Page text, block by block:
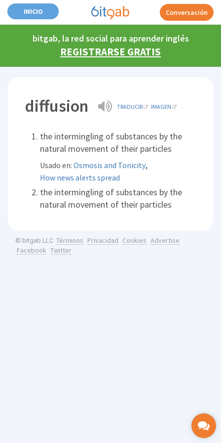
INICIO Conversación
bitgab, la red social para aprender inglés
REGISTRARSE GRATIS
diffusion TRADUCIR IMAGEN
the intermingling of substances by the
natural movement of their particles
Usado en:Osmosis and Tonicity,
How news alerts spread
the intermingling of substances by the
natural movement of their particles
© bitgab LLC Términos Privacidad Cookies Advertise
Facebook Twitter